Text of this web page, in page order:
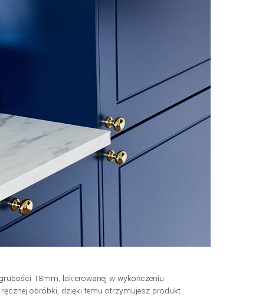
18mm, lakierowanej w wykończeniu
obróbki, dzięki temu otrzymujesz produkt